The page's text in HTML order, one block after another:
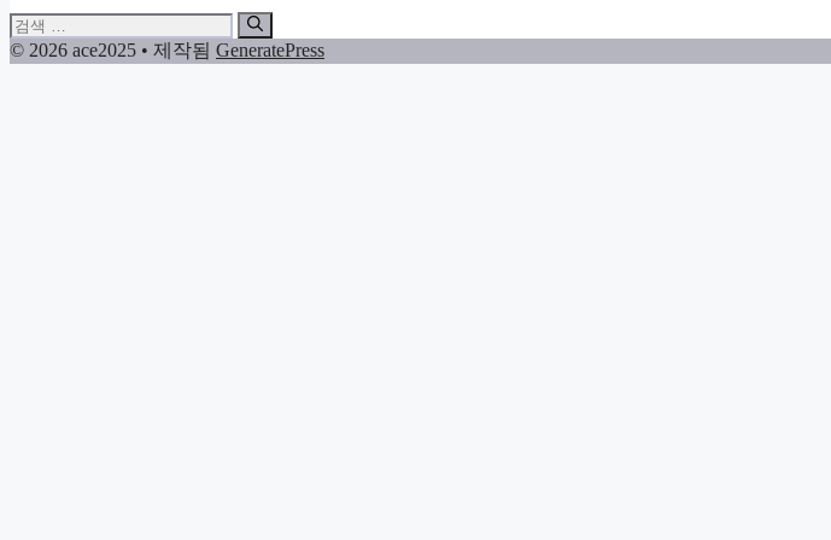
검
색:
© 2026 ace2025 • 제작됨 GeneratePress